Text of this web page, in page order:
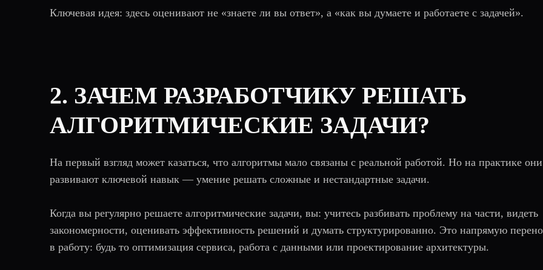
Ключевая идея: здесь оценивают не «знаете ли вы ответ», а «как вы думаете и работаете с задачей».
2. ЗАЧЕМ РАЗРАБОТЧИКУ РЕШАТЬ
АЛГОРИТМИЧЕСКИЕ ЗАДАЧИ?
На первый взгляд может казаться, что алгоритмы мало связаны с реальной работой. Но на практике они
развивают ключевой навык — умение решать сложные и нестандартные задачи.
Когда вы регулярно решаете алгоритмические задачи, вы: учитесь разбивать проблему на части, видеть
закономерности, оценивать эффективность решений и думать структурированно. Это напрямую
в работу: будь то оптимизация сервиса, работа с данными или проектирование архитектуры.